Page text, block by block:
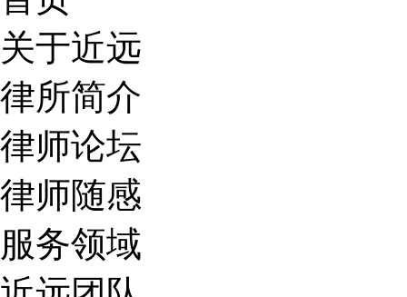
关于近远
律所简介
律师论坛
律师随感
服务领域